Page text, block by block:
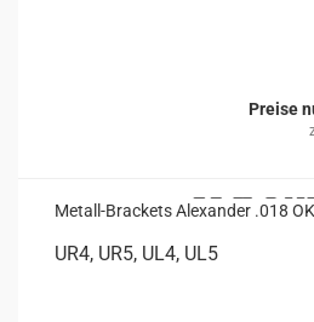
Preise
Metall-​​Bra­ckets Alex­an­der .018
UR4, UR5, UL4, UL5